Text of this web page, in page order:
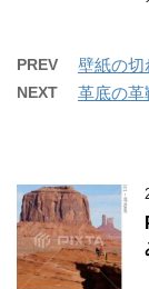
PREV 壁紙の切
NEXT 革底の革